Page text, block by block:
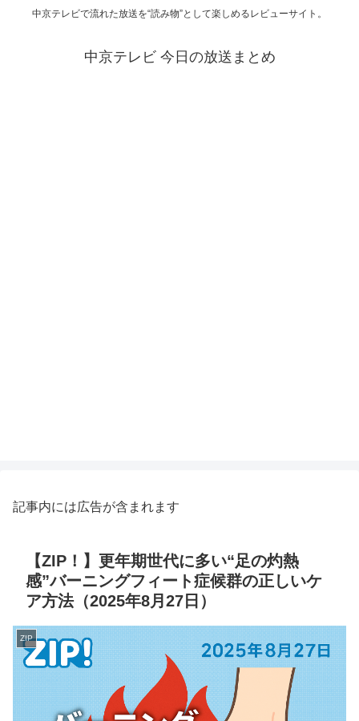
中京テレビで流れた放送を“読み物”として楽しめるレビューサイト。
中京テレビ 今日の放送まとめ
記事内には広告が含まれます
【ZIP！】更年期世代に多い“足の灼熱
感”バーニングフィート症候群の正しいケ
ア方法（2025年8月27日）
ZIP